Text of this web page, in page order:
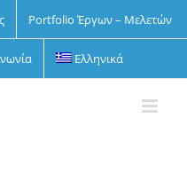
Portfolio Έργων – Μελετών
Ελληνικά